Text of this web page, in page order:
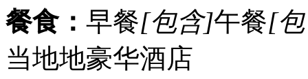
餐食： 早餐[包含]午餐[
当地地豪华酒店